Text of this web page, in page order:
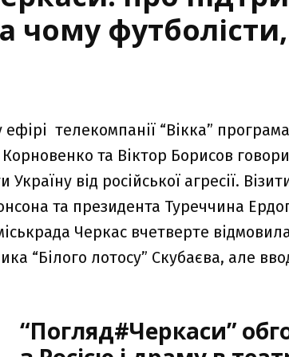
чому
телекомпанії “Вікка”
Корновенко та Віктор Борисов
від російської агресії.
та президента Туреччина
Черкас вчетверте
“Білого лотосу” Скубаєва, але
“Погляд#Черкаси”